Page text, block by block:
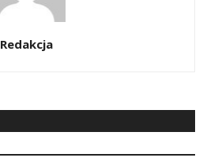
Redakcja